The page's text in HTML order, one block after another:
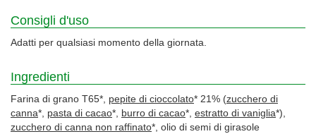
Consigli d'uso
Adatti per qualsiasi momento della giornata.
Ingredienti
Farina di grano T65*, pepite di cioccolato* 21% (zucchero di
canna*, pasta di cacao*, burro di cacao*, estratto di vaniglia*),
zucchero di canna non raffinato*, olio di semi di girasole